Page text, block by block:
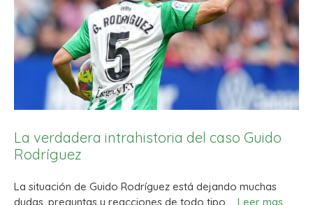
La verdadera intrahistoria del caso Guido
Rodríguez
La situación de Guido Rodríguez está dejando muchas
dudas, preguntas y reacciones de todo tipo … Leer mas